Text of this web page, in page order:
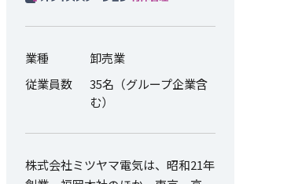
業種
卸売業
従業員数
35名（グループ企業含
む）
株式会社ミツヤマ電気は、昭和21年